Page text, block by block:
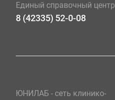
Единый справочный центр
8 (42335) 52-0-08
ЮНИЛАБ - сеть клинико-